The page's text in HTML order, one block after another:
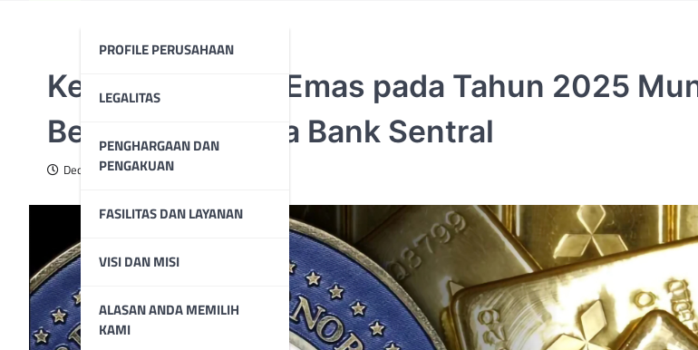
PROFILE PERUSAHAAN
LEGALITAS
PENGHARGAAN DAN
PENGAKUAN
FASILITAS DAN LAYANAN
VISI DAN MISI
ALASAN ANDA MEMILIH
KAMI
Kenaikan Harga Emas pada Tahun 2025
Bergantung pada Bank Sentral
December 31, 2024